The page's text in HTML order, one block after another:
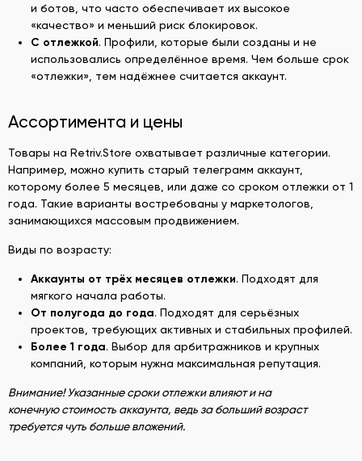
и ботов, что часто обеспечивает их высокое
«качество» и меньший риск блокировок.
С отлежкой. Профили, которые были созданы и не
использовались определённое время. Чем больше срок
«отлежки», тем надёжнее считается аккаунт.
Ассортимента и цены
Товары на Retriv.Store охватывает различные категории.
Например, можно купить старый телеграмм аккаунт,
которому более 5 месяцев, или даже со сроком отлежки от 1
года. Такие варианты востребованы у маркетологов,
занимающихся массовым продвижением.
Виды по возрасту:
Аккаунты от трёх месяцев отлежки. Подходят для
мягкого начала работы.
От полугода до года. Подходят для серьёзных
проектов, требующих активных и стабильных профилей.
Более 1 года. Выбор для арбитражников и крупных
компаний, которым нужна максимальная репутация.
Внимание! Указанные сроки отлежки влияют и на
конечную стоимость аккаунта, ведь за больший возраст
требуется чуть больше вложений.